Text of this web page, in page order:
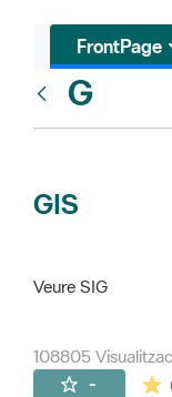
FrontPage
G
GIS
Veure SIG
108805
-